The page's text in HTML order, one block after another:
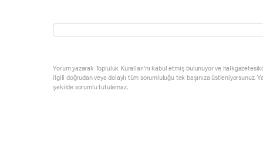
Yorum yazarak Topluluk Kuralları’nı kabul etmiş bulunuyor ve
ilgili doğrudan veya dolaylı tüm sorumluluğu tek başınıza üstleniyorsunuz.
şekilde sorumlu tutulamaz.